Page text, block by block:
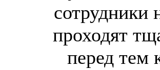
сотрудники
проходят
перед тем